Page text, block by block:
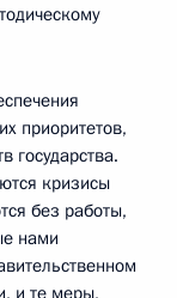
приоритетов,
государства.
кризисы
без работы,
нами
и те меры,